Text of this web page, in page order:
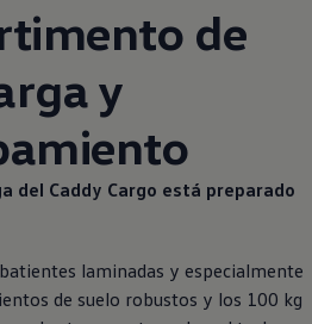
de
y
del Caddy Cargo está preparado
laminadas y especialmente
de suelo robustos y los 100 kg